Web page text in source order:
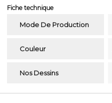
Fiche technique
Mode De Production
Couleur
Nos Dessins